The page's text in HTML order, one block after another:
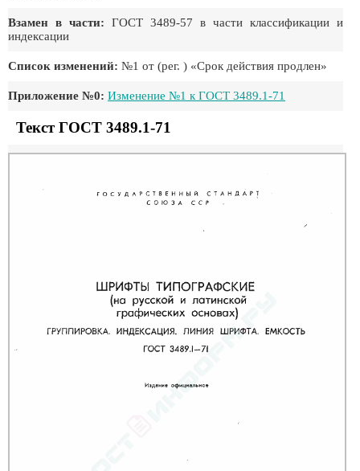
Взамен в части: ГОСТ 3489-57 в части классификации и
индексации
Список изменений: №1 от (рег. ) «Срок действия продлен»
Приложение №0: Изменение №1 к ГОСТ 3489.1-71
Текст ГОСТ 3489.1-71